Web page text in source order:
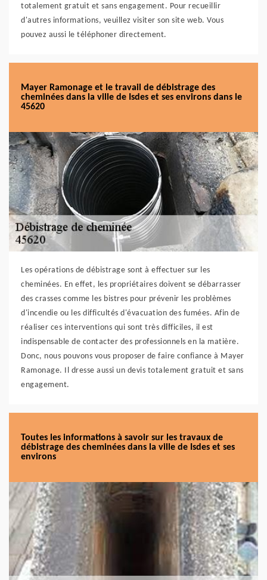
totalement gratuit et sans engagement. Pour recueillir
d'autres informations, veuillez visiter son site web. Vous
pouvez aussi le téléphoner directement.
Mayer Ramonage et le travail de débistrage des
cheminées dans la ville de Isdes et ses environs dans le
45620
Les opérations de débistrage sont à effectuer sur les
cheminées. En effet, les propriétaires doivent se débarrasser
des crasses comme les bistres pour prévenir les problèmes
d'incendie ou les difficultés d'évacuation des fumées. Afin de
réaliser ces interventions qui sont très difficiles, il est
indispensable de contacter des professionnels en la matière.
Donc, nous pouvons vous proposer de faire confiance à Mayer
Ramonage. Il dresse aussi un devis totalement gratuit et sans
engagement.
Toutes les informations à savoir sur les travaux de
débistrage des cheminées dans la ville de Isdes et ses
environs